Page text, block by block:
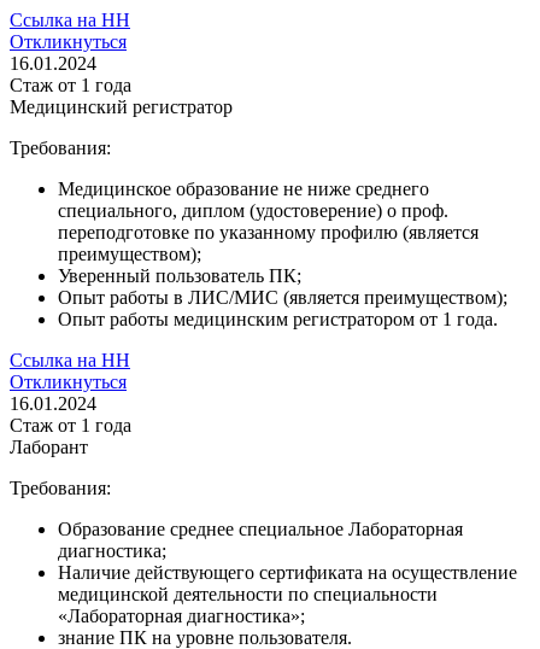
Ссылка на НН
Откликнуться
16.01.2024
Стаж от 1 года
Медицинский регистратор
Требования:
Медицинское образование не ниже среднего
специального, диплом (удостоверение) о проф.
переподготовке по указанному профилю (является
преимуществом);
Уверенный пользователь ПК;
Опыт работы в ЛИС/МИС (является преимуществом);
Опыт работы медицинским регистратором от 1 года.
Ссылка на НН
Откликнуться
16.01.2024
Стаж от 1 года
Лаборант
Требования:
Образование среднее специальное Лабораторная
диагностика;
Наличие действующего сертификата на осуществление
медицинской деятельности по специальности
«Лабораторная диагностика»;
знание ПК на уровне пользователя.